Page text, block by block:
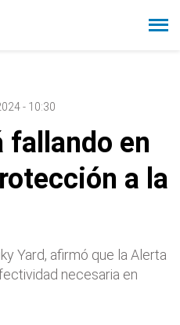
- 10:30
fallando en
a la
Yard, afirmó que la Alerta
necesaria en